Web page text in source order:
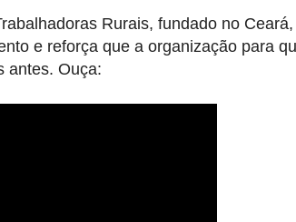
Rurais, fundado no Ceará,
e reforça que a organização para
antes. Ouça: